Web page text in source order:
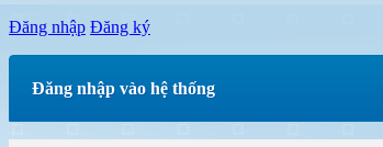
Đăng nhập Đăng ký
Đăng nhập vào hệ thống